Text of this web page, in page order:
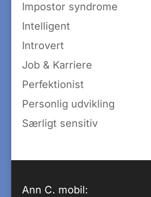
Impostor syndrome
Intelligent
Introvert
Job & Karriere
Perfektionist
Personlig udvikling
Særligt sensitiv
Ann C. mobil: